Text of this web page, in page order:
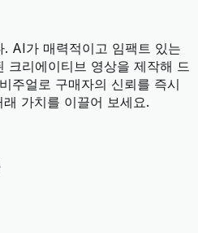
AI가 매력적이고 임팩트 있는
크리에이티브 영상을 제작해 드
주얼로 구매자의 신뢰를 즉시
가치를 이끌어 보세요.